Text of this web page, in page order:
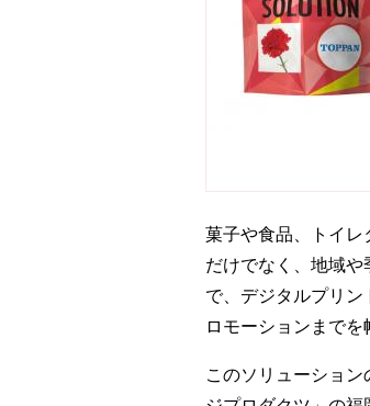
菓子や食品、トイ
だけでなく、地域
で、デジタルプリ
ロモーションまでを
このソリューショ